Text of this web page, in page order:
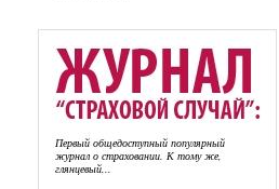
Первый общедоступный популярный
журнал о страховании. К тому же,
глянцевый...